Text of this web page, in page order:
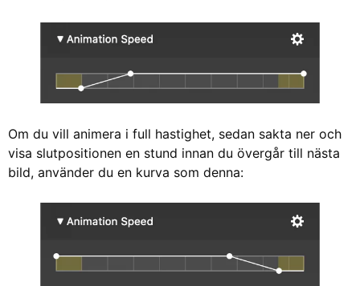
Om du vill animera i full hastighet, sedan sakta ner och
visa slutpositionen en stund innan du övergår till nästa
bild, använder du en kurva som denna: